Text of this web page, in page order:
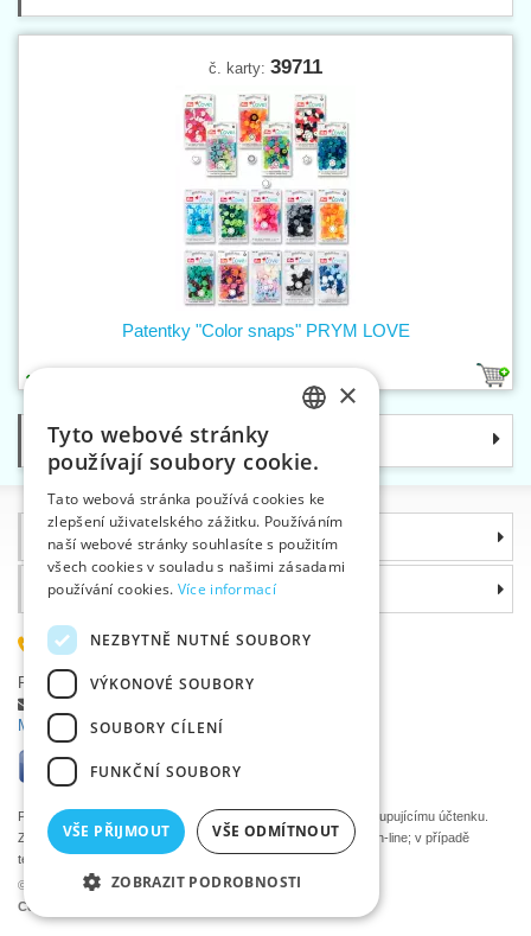
č. karty: 39711
Patentky "Color snaps" PRYM LOVE
Kategorie
Informace
©2026 Velkoobchod textilní galanterie VTC a.s., Uničov
Ceny se zobrazí po přihlášení.
Proč si zvolit právě nás
585 051 217
Plzeňská 868, 783 91 Uničov, Česká republika
Položit dotaz
Máte problémy s přihlášením ?
Podle zákona o evidenci tržeb je prodávající povinen vystavit kupujícímu účtenku.
Zároveň je povinen zaevidovat přijatou tržbu u správce daně on-line; v případě
technického výpadku pak nejpozději do 48 hodin.
ENGLISH
GERMAN
×
Tyto webové stránky
používají soubory cookie.
Tato webová stránka používá cookies ke
zlepšení uživatelského zážitku. Používáním
naší webové stránky souhlasíte s použitím
všech cookies v souladu s našimi zásadami
používání cookies. Více informací
NEZBYTNĚ NUTNÉ SOUBORY
VÝKONOVÉ SOUBORY
SOUBORY CÍLENÍ
FUNKČNÍ SOUBORY
VŠE PŘIJMOUT VŠE ODMÍTNOUT
ZOBRAZIT PODROBNOSTI